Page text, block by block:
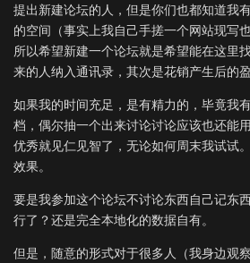
提出新建论坛的人，但是你们也都知道我
的空间（事实上我自己手搓一个网站现写
所以希望新建一个论坛就是希望能在这里
来的人纳入通讯录，其次是花销产生后的盈
如果我的时间充足，是有精力的，毕竟我
档，偶尔抽一个出来讨论讨论应该也还能
优秀就见仁见智了，无论如何周末我试试
效果。
要是我参加这个论坛不讨论东西自己记东
行了？还是完全本地化的数据自有。
但是，随意的形式对于很多人（我身边观